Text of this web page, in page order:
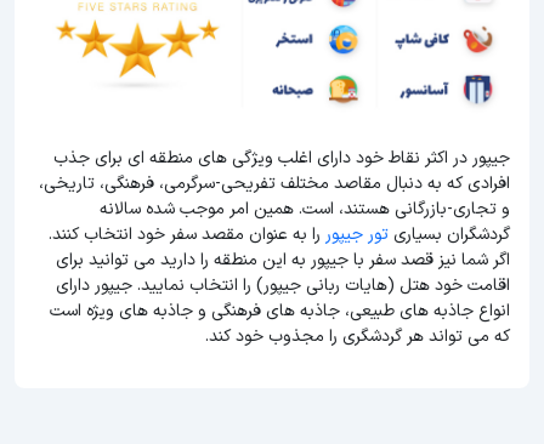
جیپور در اکثر نقاط خود دارای اغلب ویژگی های منطقه ای برای جذب
افرادی که به دنبال مقاصد مختلف تفریحی-سرگرمی، فرهنگی، تاریخی،
و تجاری-بازرگانی هستند، است. همین امر موجب شده سالانه
گردشگران بسیاریتور جیپور را به عنوان مقصد سفر خود انتخاب کنند.
اگر شما نیز قصد سفر با جیپور به این منطقه را دارید می توانید برای
اقامت خود هتل (هایات ربانی جیپور) را انتخاب نمایید. جیپور دارای
انواع جاذبه های طبیعی، جاذبه های فرهنگی و جاذبه های ویژه است
که می تواند هر گردشگری را مجذوب خود کند.